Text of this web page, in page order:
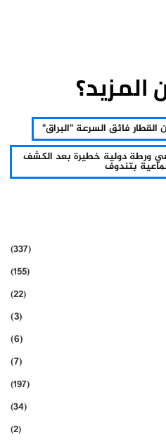
فائق السرعة "البراق"
في ورطة دولية خطيرة بعد الكشف
بتندوف
(337)
(155)
(22)
(3)
(6)
(7)
(197)
(34)
(2)